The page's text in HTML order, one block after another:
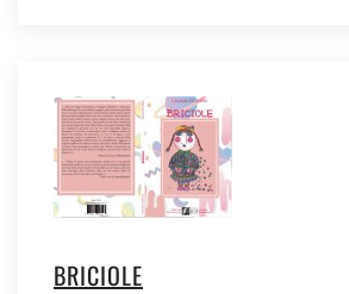
BRICIOLE